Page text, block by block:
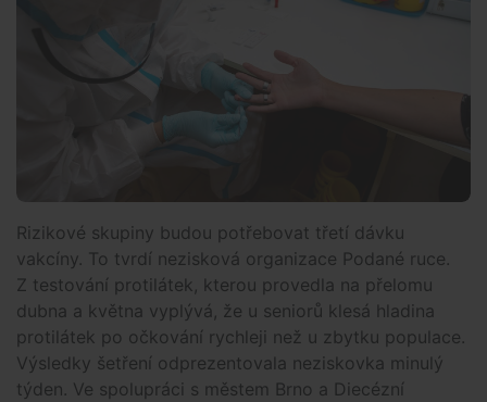
Rizikové skupiny budou potřebovat třetí dávku
vakcíny. To tvrdí nezisková organizace Podané ruce.
Z testování protilátek, kterou provedla na přelomu
dubna a května vyplývá, že u seniorů klesá hladina
protilátek po očkování rychleji než u zbytku populace.
Výsledky šetření odprezentovala neziskovka minulý
týden. Ve spolupráci s městem Brno a Diecézní